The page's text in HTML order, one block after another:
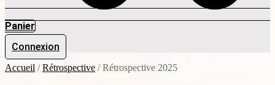
Panier
Connexion
Accueil /Rétrospective /Rétrospective 2025